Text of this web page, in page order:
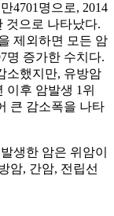
4701명으로, 2014
것으로 나타났다.
제외하면 모든 암
명 증가한 수치다.
소했지만, 유방암
이후 암발생 1위
큰 감소폭을 나타
생한 암은 위암이
암, 간암, 전립선